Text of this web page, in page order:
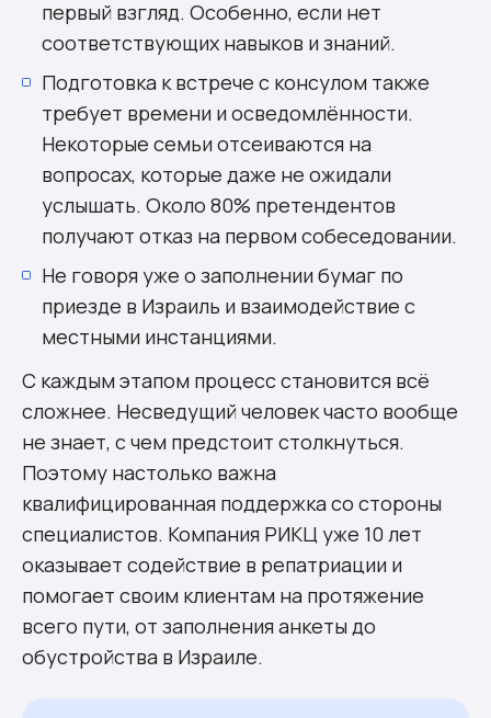
первый взгляд. Особенно, если нет
соответствующих навыков и знаний.
Подготовка к встрече с консулом также
требует времени и осведомлённости.
Некоторые семьи отсеиваются на
вопросах, которые даже не ожидали
услышать. Около 80% претендентов
получают отказ на первом собеседовании.
Не говоря уже о заполнении бумаг по
приезде в Израиль и взаимодействие с
местными инстанциями.
С каждым этапом процесс становится всё
сложнее. Несведущий человек часто вообще
не знает, с чем предстоит столкнуться.
Поэтому настолько важна
квалифицированная поддержка со стороны
специалистов. Компания РИКЦ уже 10 лет
оказывает содействие в репатриации и
помогает своим клиентам на протяжение
всего пути, от заполнения анкеты до
обустройства в Израиле.